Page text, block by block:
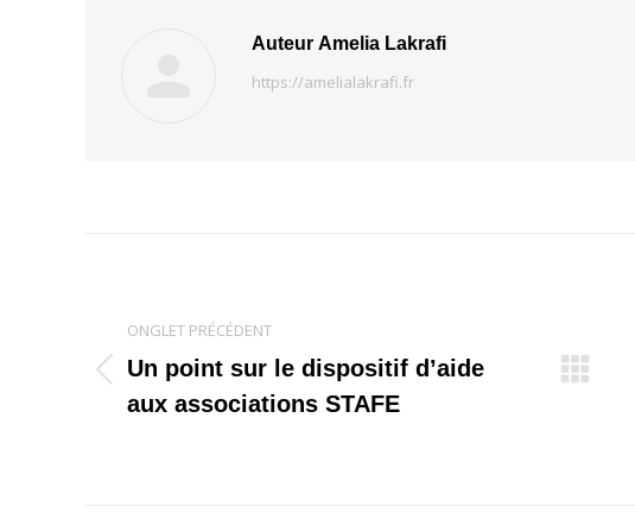
Auteur Amelia Lakrafi
https://amelialakrafi.fr
commentaire
ONGLET PRÉCÉDENT
Onglet
précédent
Un point sur le dispositif d’aide
aux associations STAFE